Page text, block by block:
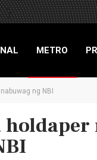
METRO
ng NBI